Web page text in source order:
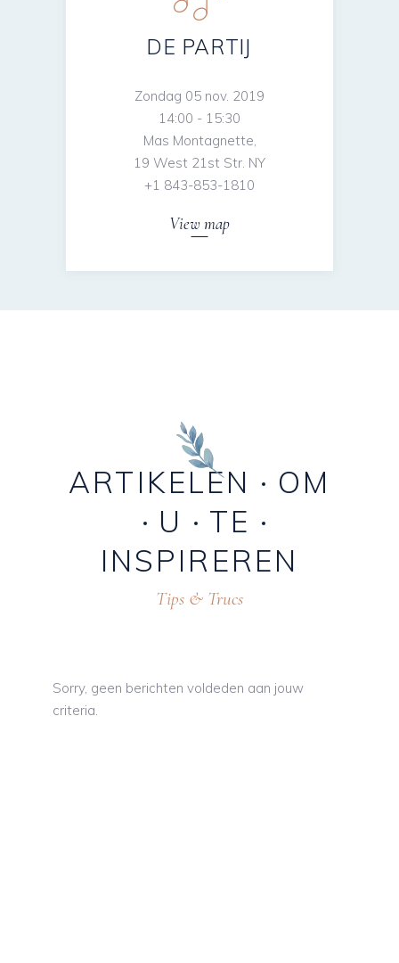
DE PARTIJ
Zondag 05 nov. 2019
14:00 - 15:30
Mas Montagnette,
19 West 21st Str. NY
+1 843-853-1810
View map
ARTIKELEN
OM
U
TE
INSPIREREN
Tips & Trucs
Sorry, geen berichten voldeden aan jouw
criteria.